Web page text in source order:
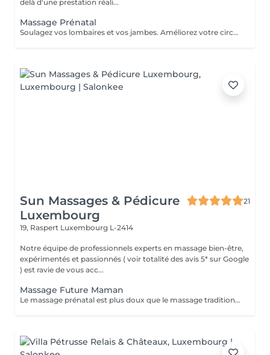
delà d'une prestation réali...
Massage Prénatal
Soulagez vos lombaires et vos jambes. Améliorez votre circulation sanguine et boostez durablement votre système immunitaire. Précautions particulières: Demander l'avis de votre médecin traitant. Après la 12ème semaine, presque toutes les zones du corps peuvent être massées. Le temps du massage doit se limiter à 45 minutes. Le massage doit être léger, notamment sur le dos et le ventre. L'utilisation d'huile essentielle est à proscrire.
Sun Massages & Pédicure
Luxembourg
21
19, Raspert Luxembourg L-2414
Notre équipe de professionnels experts en massage bien-être,
expérimentés et passionnés ( voir totalité des avis 5* sur Google
) est ravie de vous acc...
Massage Future Maman
Le massage prénatal est plus doux que le massage traditionnel mais saura néanmoins apporter réconfort aux muscles tendus, aux crampes associées au poids supplémentaire et aux changements physiques lors de la grossesse, ainsi que lutter contre le problème de circulation souvent responsable de jambes lourdes. Il pourra servir en tant que support émotif à la femme enceinte et se répercuter de façon bénéfique pour le bébé. Aussi, il procurera une réduction du stress et enseignera à la future maman l'art de la relaxation et de développement de sa capacité respiratoire, clés importantes pour l'accouchement. Pour son plus grand confort et un parfait lâcher-prise, nous utilisons un coussin morphologique breveté qui s'adapte aux formes de la future maman.